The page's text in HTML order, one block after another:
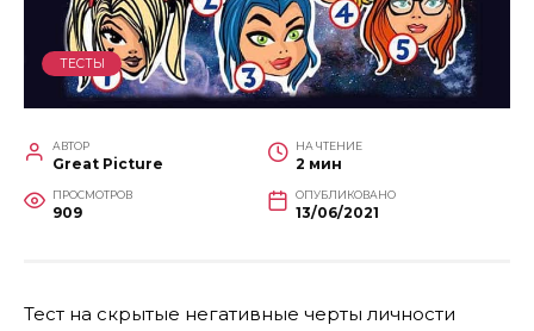
ТЕСТЫ
АВТОР
Great Picture
НА ЧТЕНИЕ
2 мин
ПРОСМОТРОВ
909
ОПУБЛИКОВАНО
13/06/2021
Тест на скрытые негативные черты личности